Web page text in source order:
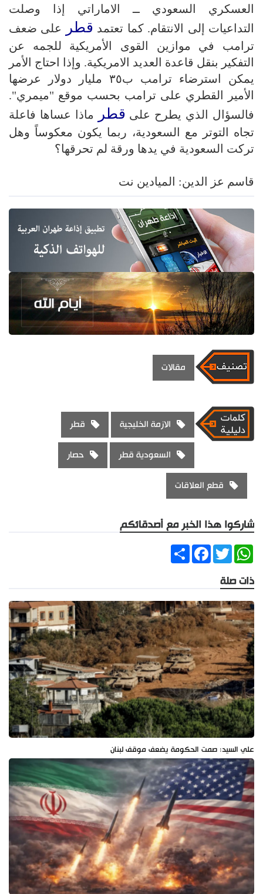
العسكري السعودي ــ الاماراتي إذا وصلت
التداعيات إلى الانتقام. كما تعتمد قطر
على ضعف
ترامب في موازين القوى الأمريكية للجمه عن
التفكير بنقل قاعدة العديد الامريكية. وإذا احتاج الأمر
يمكن استرضاء ترامب ب۳٥ مليار دولار عرضها
الأمير القطري على ترامب بحسب موقع "ميمري".
فالسؤال الذي يطرح على قطر
ماذا عساها فاعلة
تجاه التوتر مع السعودية، ربما يكون معكوساً وهل
تركت السعودية في يدها ورقة لم تحرقها؟
قاسم عز الدين: الميادين نت
مقالات
الازمة الخليجية قطر
السعودية قطر حصار
قطع العلاقات
شاركوا هذا الخبر مع أصدقائكم
ShareFacebookTwitter
WhatsApp
ذات صلة
علي السيد: صمت الحكومة يضعف موقف لبنان